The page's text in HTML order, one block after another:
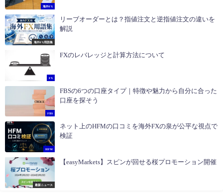
海外FX
海外FX用語集
リーブオーダーとは？指値注文と逆指値注文の違いを
解説
FX
FXのレバレッジと計算方法について
FBS
FBSの6つの口座タイプ｜特徴や魅力から自分に合った
口座を探そう
HFM
ネット上のHFMの口コミを海外FXの泉が公平な視点で
検証
最新ニュース
【easyMarkets】スピンが回せる桜プロモーション開催